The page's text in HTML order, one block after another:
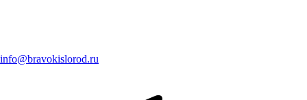
info@bravokislorod.ru